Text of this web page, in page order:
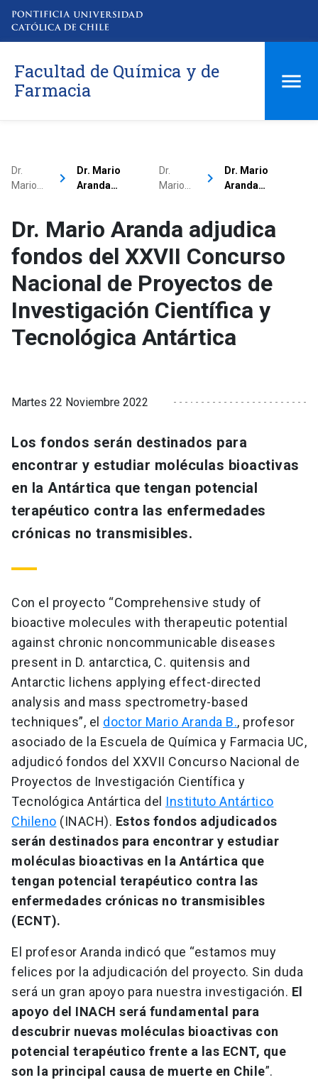
Facultad de Química y de
Farmacia
Dr.
Mario…
keyboard_arrow_right
Dr. Mario
Aranda…
Dr.
Mario…
keyboard_arrow_right
Dr. Mario
Aranda…
Dr. Mario Aranda adjudica
fondos del XXVII Concurso
Nacional de Proyectos de
Investigación Científica y
Tecnológica Antártica
Martes 22 Noviembre 2022
Los fondos serán destinados para
encontrar y estudiar moléculas bioactivas
en la Antártica que tengan potencial
terapéutico contra las enfermedades
crónicas no transmisibles.
Con el proyecto “Comprehensive study of
bioactive molecules with therapeutic potential
against chronic noncommunicable diseases
present in D. antarctica, C. quitensis and
Antarctic lichens applying effect-directed
analysis and mass spectrometry-based
techniques”, el doctor Mario Aranda B., profesor
asociado de la Escuela de Química y Farmacia UC,
adjudicó fondos del XXVII Concurso Nacional de
Proyectos de Investigación Científica y
Tecnológica Antártica del Instituto Antártico
Chileno (INACH). Estos fondos adjudicados
serán destinados para encontrar y estudiar
moléculas bioactivas en la Antártica que
tengan potencial terapéutico contra las
enfermedades crónicas no transmisibles
(ECNT).
El profesor Aranda indicó que “estamos muy
felices por la adjudicación del proyecto. Sin duda
será un gran apoyo para nuestra investigación. El
apoyo del INACH será fundamental para
descubrir nuevas moléculas bioactivas con
potencial terapéutico frente a las ECNT, que
son la principal causa de muerte en Chile”.